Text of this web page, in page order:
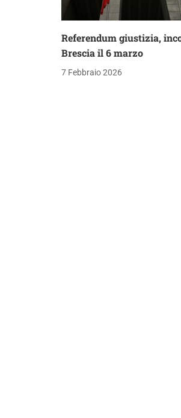
Referendum giustizia,
Brescia il 6 marzo
7 Febbraio 2026